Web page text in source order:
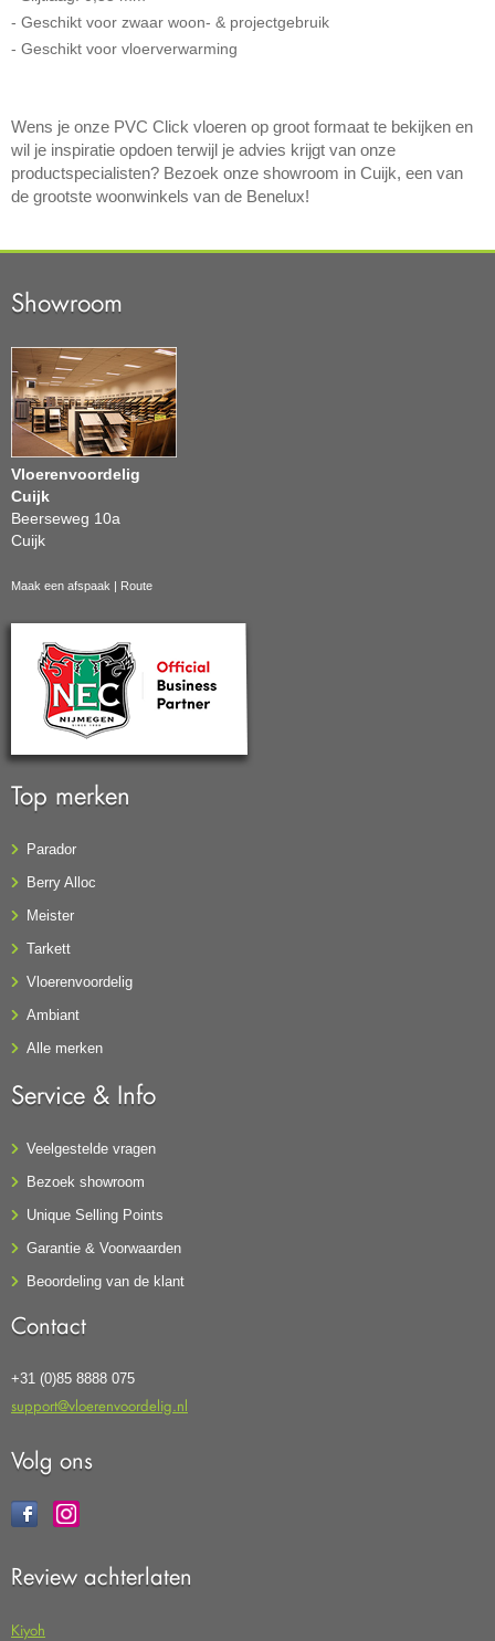
- Geschikt voor zwaar woon- & projectgebruik
- Geschikt voor vloerverwarming
Wens je onze PVC Click vloeren op groot formaat te bekijken en
wil je inspiratie opdoen terwijl je advies krijgt van onze
productspecialisten? Bezoek onze showroom in Cuijk, een van
de grootste woonwinkels van de Benelux!
Showroom
Vloerenvoordelig
Cuijk
Beerseweg 10a
Cuijk
Maak een afspaak | Route
Top merken
Parador
Berry Alloc
Meister
Tarkett
Vloerenvoordelig
Ambiant
Alle merken
Service & Info
Veelgestelde vragen
Bezoek showroom
Unique Selling Points
Garantie & Voorwaarden
Beoordeling van de klant
Contact
+31 (0)85 8888 075
support@vloerenvoordelig.nl
Volg ons
Review achterlaten
Kiyoh